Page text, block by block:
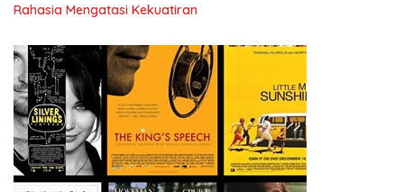
Rahasia Mengatasi Kekuatiran